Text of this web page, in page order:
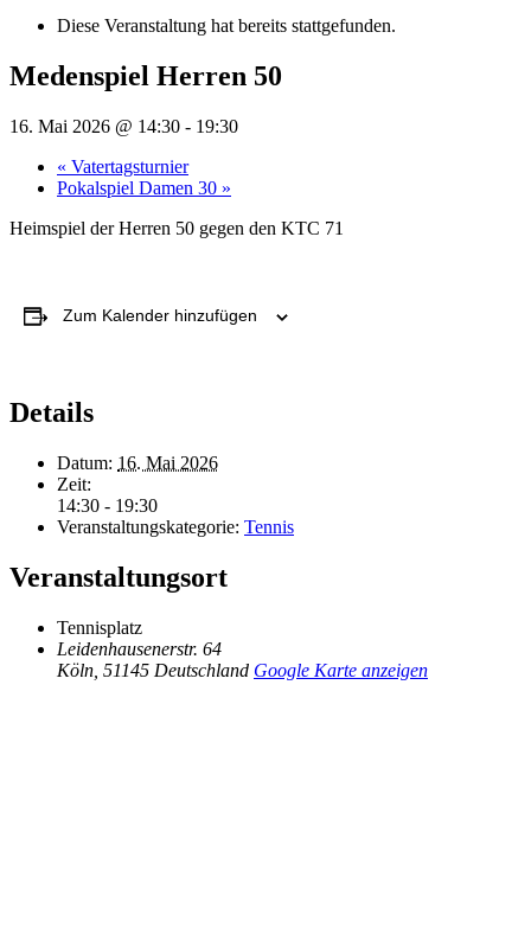
Diese Veranstaltung hat bereits stattgefunden.
Medenspiel Herren 50
16. Mai 2026 @ 14:30 - 19:30
« Vatertagsturnier
Pokalspiel Damen 30 »
Heimspiel der Herren 50 gegen den KTC 71
Zum Kalender hinzufügen
Details
Datum: 16. Mai 2026
Zeit:
14:30 - 19:30
Veranstaltungskategorie: Tennis
Veranstaltungsort
Tennisplatz
Leidenhausenerstr. 64
Köln 51145 Deutschland Google Karte anzeigen